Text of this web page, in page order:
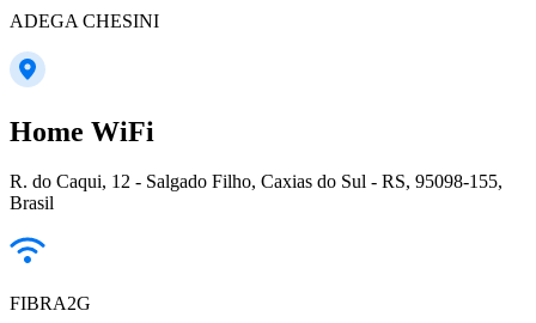
ADEGA CHESINI
Home WiFi
R. do Caqui, 12 - Salgado Filho, Caxias do Sul - RS, 95098-155,
Brasil
FIBRA2G